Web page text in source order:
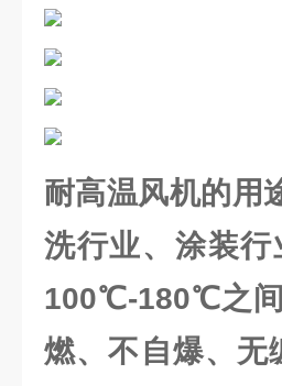
耐高温风机的用
洗行业、涂装
100℃-180℃之间
燃、不自爆、无